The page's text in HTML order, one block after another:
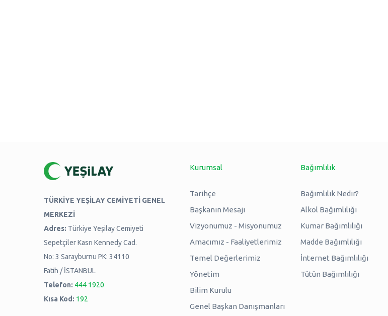
TÜRKİYE YEŞİLAY CEMİYETİ GENEL
MERKEZİ
Adres: Türkiye Yeşilay Cemiyeti
Sepetçiler Kasrı Kennedy Cad.
No: 3 Sarayburnu PK: 34110
Fatih / İSTANBUL
Telefon: 444 1920
Kısa Kod: 192
Kurumsal
Tarihçe
Başkanın Mesajı
Vizyonumuz - Misyonumuz
Amacımız - Faaliyetlerimiz
Temel Değerlerimiz
Yönetim
Bilim Kurulu
Genel Başkan Danışmanları
Bağımlılık
Bağımlılık Nedir?
Alkol Bağımlılığı
Kumar Bağımlılığı
Madde Bağımlılığı
İnternet Bağımlılığı
Tütün Bağımlılığı